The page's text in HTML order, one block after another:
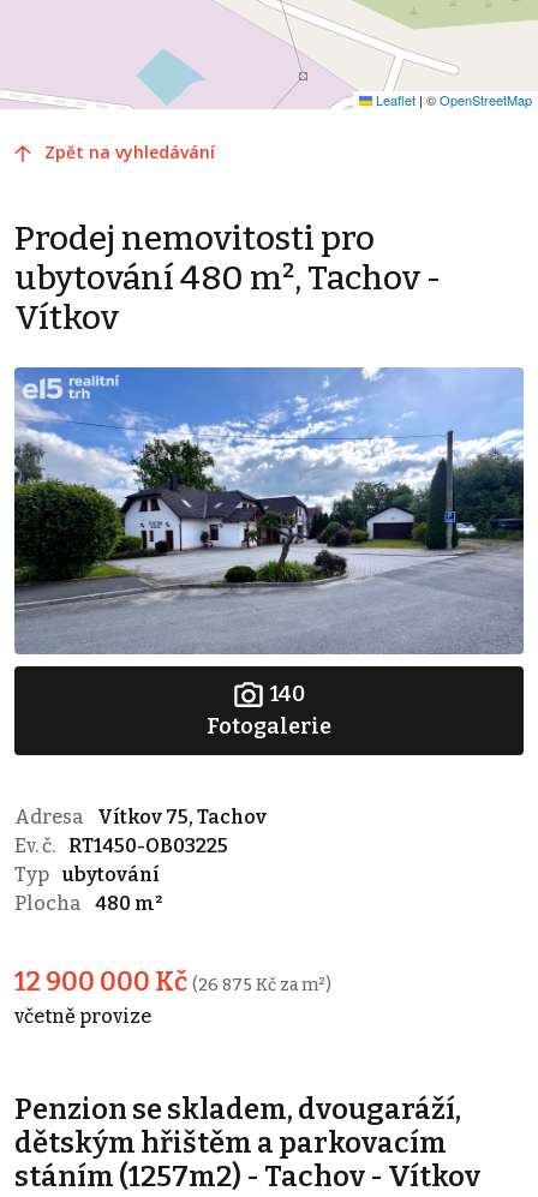
Leaflet | ©OpenStreetMap
Zpět na vyhledávání
Prodej nemovitosti pro
ubytování 480 m², Tachov -
Vítkov
140
Fotogalerie
Adresa
Vítkov 75, Tachov
Ev. č.
RT1450-OB03225
Typ ubytování
Plocha
480 m²
12 900 000 Kč (26 875 Kč za m²)
včetně provize
Penzion se skladem, dvougaráží,
dětským hřištěm a parkovacím
stáním (1257m2) - Tachov - Vítkov